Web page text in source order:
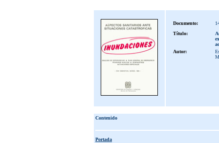
Documento:
Título:
Autor:
Contenido
Portada